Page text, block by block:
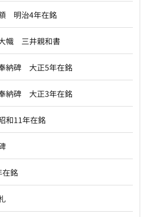
明治4年在銘
幟 三井親和書
納碑 大正5年在銘
納碑 大正3年在銘
和11年在銘
銘